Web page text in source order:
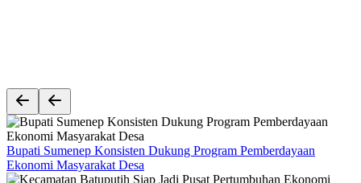
Bupati Sumenep Konsisten Dukung Program Pemberdayaan
Ekonomi Masyarakat Desa